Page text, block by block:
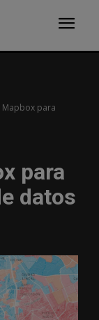
Mapbox para
para
datos